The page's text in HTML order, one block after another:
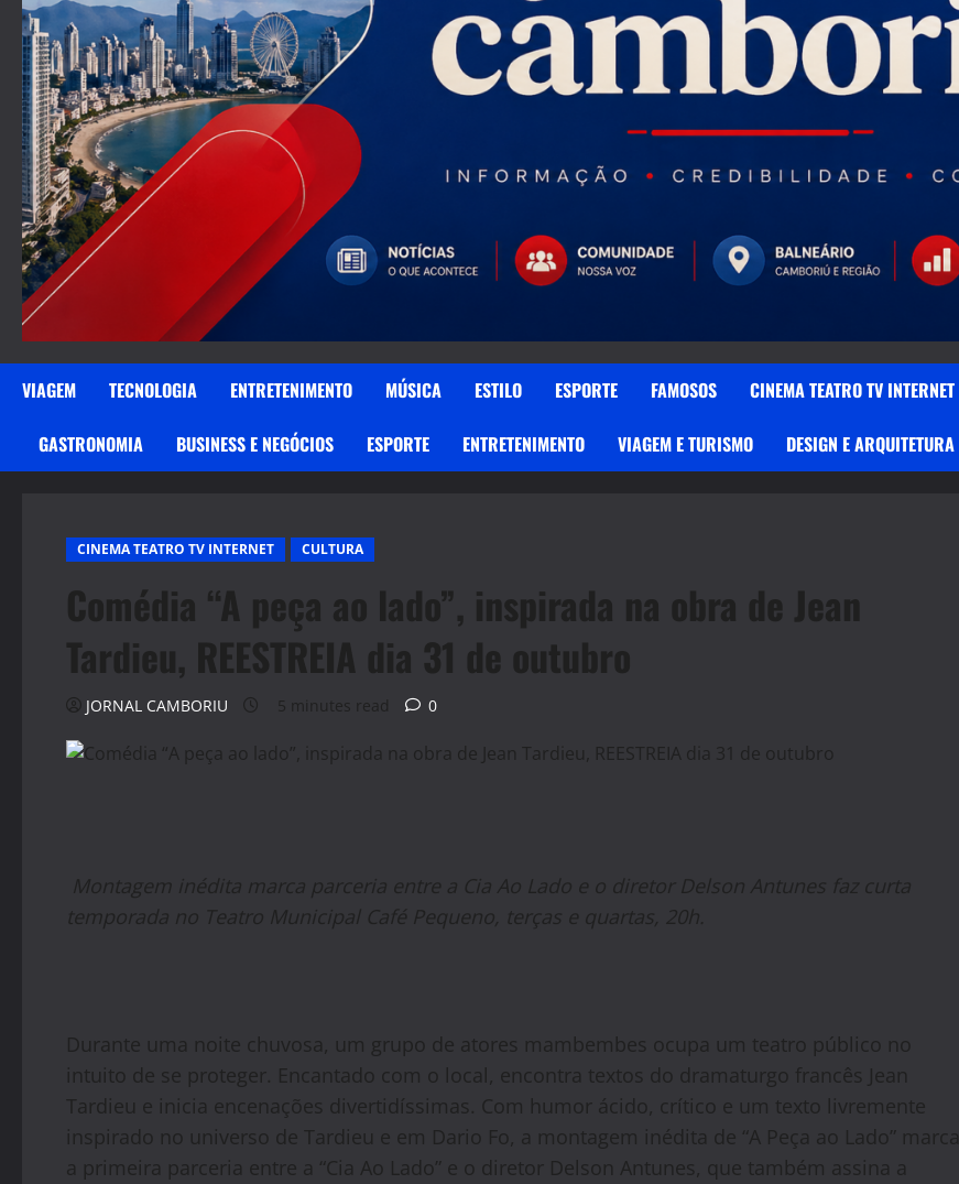
VIAGEM TECNOLOGIA ENTRETENIMENTO MÚSICA ESTILO ESPORTE FAMOSOS CINEMA TEATRO TV INTERNET
GASTRONOMIA BUSINESS E NEGÓCIOS ESPORTE ENTRETENIMENTO VIAGEM E TURISMO DESIGN E ARQUITETURA
CINEMA TEATRO TV INTERNET CULTURA
Comédia “A peça ao lado”, inspirada na obra de Jean
Tardieu, REESTREIA dia 31 de outubro
JORNAL CAMBORIU 5 minutes read 0
Montagem inédita marca parceria entre a Cia Ao Lado e o diretor Delson Antunes faz curta
temporada no Teatro Municipal Café Pequeno, terças e quartas, 20h.
Durante uma noite chuvosa, um grupo de atores mambembes ocupa um teatro público no
intuito de se proteger. Encantado com o local, encontra textos do dramaturgo francês Jean
Tardieu e inicia encenações divertidíssimas. Com humor ácido, crítico e um texto livremente
inspirado no universo de Tardieu e em Dario Fo, a montagem inédita de “A Peça ao Lado” marca
a primeira parceria entre a “Cia Ao Lado” e o diretor Delson Antunes, que também assina a